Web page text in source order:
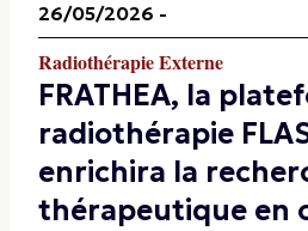
26/05/2026 -
Radiothérapie Externe
FRATHEA, la
radiothérapie
enrichira la
thérapeutique en